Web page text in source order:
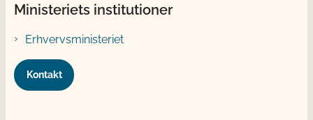
Ministeriets institutioner
Erhvervsministeriet
Kontakt